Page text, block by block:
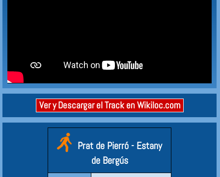
Ver y Descargar el Track en Wikiloc.com
Prat de Pierró - Estany
de Bergús